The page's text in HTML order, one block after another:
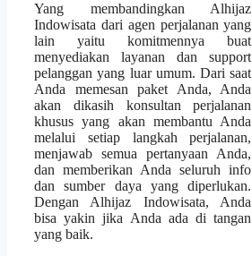
Yang membandingkan Alhijaz
Indowisata dari agen perjalanan yang
lain yaitu komitmennya buat
menyediakan layanan dan support
pelanggan yang luar umum. Dari saat
Anda memesan paket Anda, Anda
akan dikasih konsultan perjalanan
khusus yang akan membantu Anda
melalui setiap langkah perjalanan,
menjawab semua pertanyaan Anda,
dan memberikan Anda seluruh info
dan sumber daya yang diperlukan.
Dengan Alhijaz Indowisata, Anda
bisa yakin jika Anda ada di tangan
yang baik.